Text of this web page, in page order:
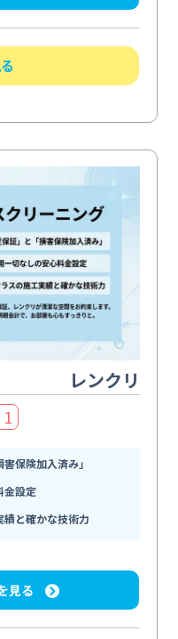
レンクリ
1
保険加入済み」
金設定
と確かな技術力
見る